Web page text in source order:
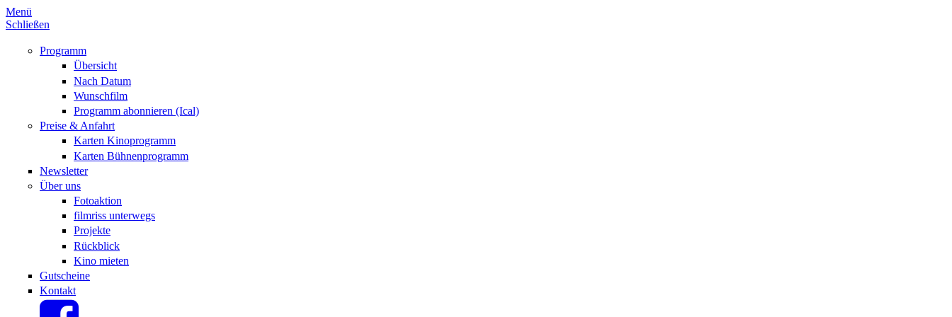
Menü
Schließen
Programm
Übersicht
Nach Datum
Wunschfilm
Programm abonnieren (Ical)
Preise & Anfahrt
Karten Kinoprogramm
Karten Bühnenprogramm
Newsletter
Über uns
Fotoaktion
filmriss unterwegs
Projekte
Rückblick
Kino mieten
Gutscheine
Kontakt